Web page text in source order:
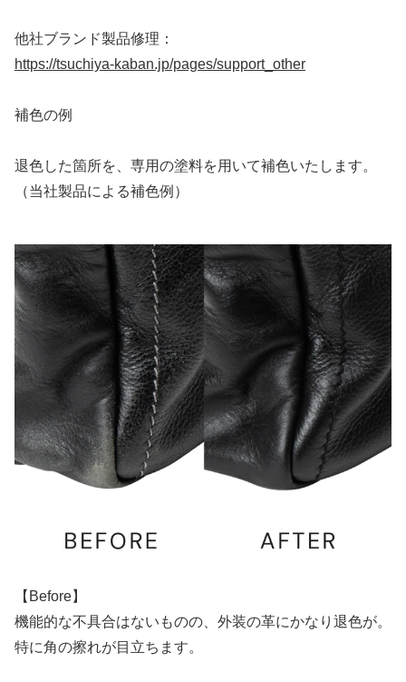
他社ブランド製品修理：
https://tsuchiya-kaban.jp/pages/support_other
補色の例
退色した箇所を、専用の塗料を用いて補色いたします。
（当社製品による補色例）
【Before】
機能的な不具合はないものの、外装の革にかなり退色が。
特に角の擦れが目立ちます。